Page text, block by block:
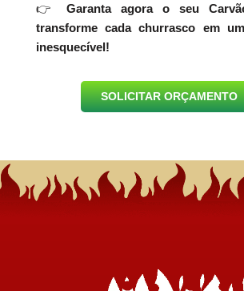
👉
Garanta agora o seu
transforme cada churrasco em
inesquecível!
SOLICITAR ORÇAMENTO